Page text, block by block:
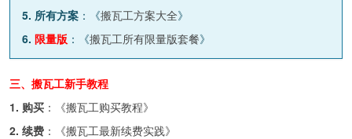
5. 所有方案 ：《搬瓦工方案大全》
6. 限量版 ：《搬瓦工所有限量版套餐》
三、搬瓦工新手教程
1. 购买 ：《搬瓦工购买教程》
2. 续费 ：《搬瓦工最新续费实践》